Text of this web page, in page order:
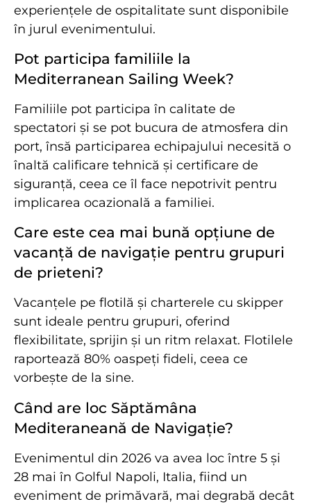
experiențele de ospitalitate sunt disponibile
în jurul evenimentului.
Pot participa familiile la
Mediterranean Sailing Week?
Familiile pot participa în calitate de
spectatori și se pot bucura de atmosfera din
port, însă participarea echipajului necesită o
înaltă calificare tehnică și certificare de
siguranță, ceea ce îl face nepotrivit pentru
implicarea ocazională a familiei.
Care este cea mai bună opțiune de
vacanță de navigație pentru grupuri
de prieteni?
Vacanțele pe flotilă și charterele cu skipper
sunt ideale pentru grupuri, oferind
flexibilitate, sprijin și un ritm relaxat. Flotilele
raportează 80% oaspeți fideli, ceea ce
vorbește de la sine.
Când are loc Săptămâna
Mediteraneană de Navigație?
Evenimentul din 2026 va avea loc între 5 și
28 mai în Golful Napoli, Italia, fiind un
eveniment de primăvară, mai degrabă decât